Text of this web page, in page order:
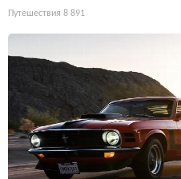
Путешествия 8 891